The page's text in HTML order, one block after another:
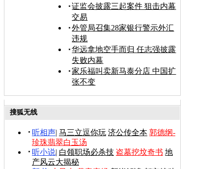
证监会披露三起案件 狙击内幕
交易
外管局召集28家银行警示外汇
违规
华远拿地空手而归 任志强披露
失败内幕
家乐福叫卖新马泰分店 中国扩
张不变
搜狐无线
听相声| 马三立逗你玩 济公传全本 郭德纲-
珍珠翡翠白玉汤
听小说| 白领职场必杀技 盗墓挖坟奇书 地
产风云大揭秘